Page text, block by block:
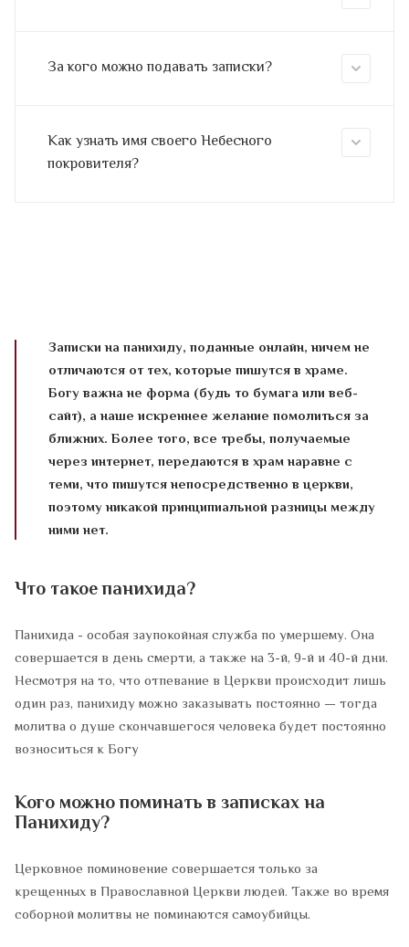
За кого можно подавать записки?
Как узнать имя своего Небесного
покровителя?
Записки на панихиду, поданные онлайн, ничем не
отличаются от тех, которые пишутся в храме.
Богу важна не форма (будь то бумага или веб-
сайт), а наше искреннее желание помолиться за
ближних. Более того, все требы, получаемые
через интернет, передаются в храм наравне с
теми, что пишутся непосредственно в церкви,
поэтому никакой принципиальной разницы между
ними нет.
Что такое панихида?
Панихида - особая заупокойная служба по умершему. Она
совершается в день смерти, а также на 3-й, 9-й и 40-й дни.
Несмотря на то, что отпевание в Церкви происходит лишь
один раз, панихиду можно заказывать постоянно — тогда
молитва о душе скончавшегося человека будет постоянно
возноситься к Богу
Кого можно поминать в записках на
Панихиду?
Церковное поминовение совершается только за
крещенных в Православной Церкви людей. Также во время
соборной молитвы не поминаются самоубийцы.